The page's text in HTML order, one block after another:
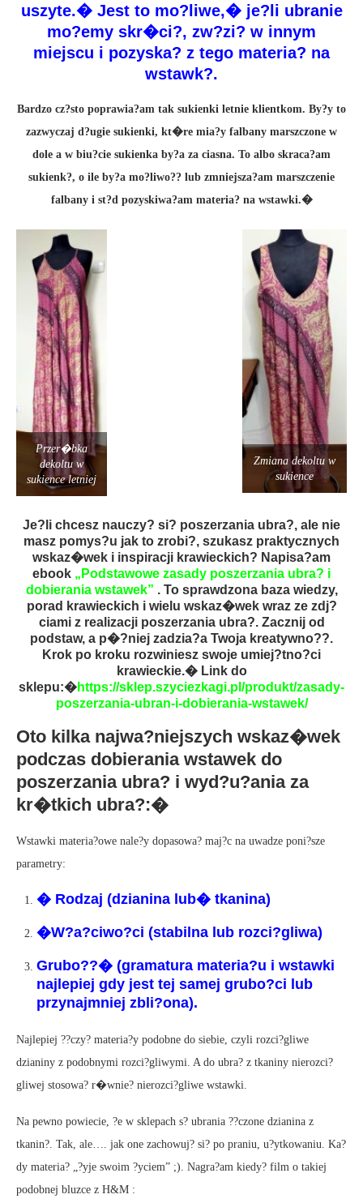
uszyte.� Jest to mo?liwe,� je?li ubranie
mo?emy skr�ci?, zw?zi? w innym
miejscu i pozyska? z tego materia? na
wstawk?.
Bardzo cz?sto poprawia?am tak sukienki letnie klientkom. By?y to
zazwyczaj d?ugie sukienki, kt�re mia?y falbany marszczone w
dole a w biu?cie sukienka by?a za ciasna. To albo skraca?am
sukienk?, o ile by?a mo?liwo?? lub zmniejsza?am marszczenie
falbany i st?d pozyskiwa?am materia? na wstawki.�
Przer�bka
dekoltu w
sukience letniej
Zmiana dekoltu w
sukience
Je?li chcesz nauczy? si? poszerzania ubra?, ale nie
masz pomys?u jak to zrobi?, szukasz praktycznych
wskaz�wek i inspiracji krawieckich? Napisa?am
ebook „Podstawowe zasady poszerzania ubra? i
dobierania wstawek” . To sprawdzona baza wiedzy,
porad krawieckich i wielu wskaz�wek wraz ze zdj?
ciami z realizacji poszerzania ubra?. Zacznij od
podstaw, a p�?niej zadzia?a Twoja kreatywno??.
Krok po kroku rozwiniesz swoje umiej?tno?ci
krawieckie.� Link do
sklepu:�https://sklep.szyciezkagi.pl/produkt/zasady-
poszerzania-ubran-i-dobierania-wstawek/
Oto kilka najwa?niejszych wskaz�wek
podczas dobierania wstawek do
poszerzania ubra? i wyd?u?ania za
kr�tkich ubra?:�
Wstawki materia?owe nale?y dopasowa? maj?c na uwadze poni?sze
parametry:
� Rodzaj (dzianina lub� tkanina)
�W?a?ciwo?ci (stabilna lub rozci?gliwa)
Grubo??� (gramatura materia?u i wstawki
najlepiej gdy jest tej samej grubo?ci lub
przynajmniej zbli?ona).
Najlepiej ??czy? materia?y podobne do siebie, czyli rozci?gliwe
dzianiny z podobnymi rozci?gliwymi. A do ubra? z tkaniny nierozci?
gliwej stosowa? r�wnie? nierozci?gliwe wstawki.
Na pewno powiecie, ?e w sklepach s? ubrania ??czone dzianina z
tkanin?. Tak, ale…. jak one zachowuj? si? po praniu, u?ytkowaniu. Ka?
dy materia? „?yje swoim ?yciem” ;). Nagra?am kiedy? film o takiej
podobnej bluzce z H&M :